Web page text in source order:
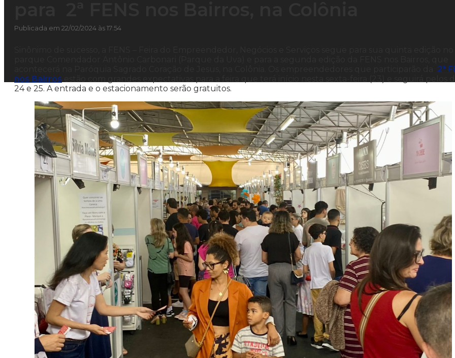
Publicada em 22/02/2024 às 17:54
2ª
nos Bairros
24 e 25. A entrada e o estacionamento serão gratuitos.